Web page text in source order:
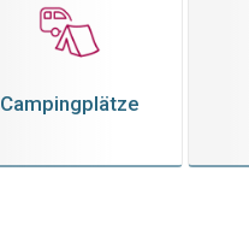
Campingplätze